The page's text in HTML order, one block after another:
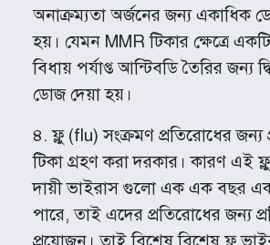
অনাক্রম্যতা অর্জনের জন্য একাধিক
হয়। যেমন MMR টিকার ক্ষেত্রে
বিধায় পর্যাপ্ত আন্টিবডি তৈরির জন্য
ডোজ দেয়া হয়।
৪. ফ্লু (flu) সংক্রমণ প্রতিরোধের জন্য
টিকা গ্রহণ করা দরকার। কারণ এই
দায়ী ভাইরাস গুলো এক এক বছর
পারে, তাই এদের প্রতিরোধের জন্য